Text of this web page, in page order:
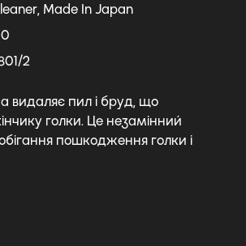
Made In Japan
2
видаляє пил і бруд, що
голки. Це незамінний
пошкодження голки і